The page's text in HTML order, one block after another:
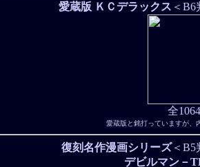
愛蔵版 ＫＣデラックス ＜B6
全
愛蔵版と銘打っていますが、
復刻名作漫画シリーズ＜B5
デビルマン－